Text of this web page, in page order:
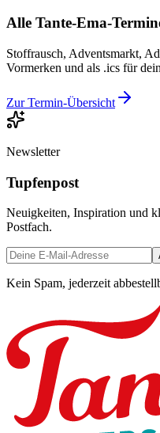
Alle Tante-Ema-
Stoffrausch, Adventsmarkt,
Vormerken und als .ics für
Zur Termin-Übersicht
Newsletter
Tupfenpost
Neuigkeiten, Inspiration und
Postfach.
Kein Spam, jederzeit